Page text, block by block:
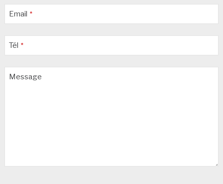
Email *
Tél *
Message